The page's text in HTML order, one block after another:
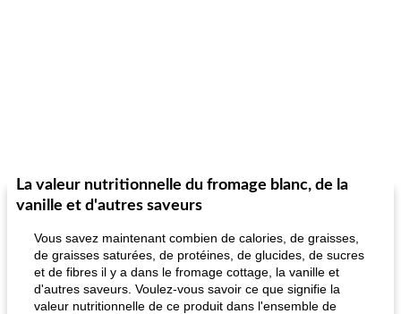
La valeur nutritionnelle du fromage blanc, de la
vanille et d'autres saveurs
Vous savez maintenant combien de calories, de graisses,
de graisses saturées, de protéines, de glucides, de sucres
et de fibres il y a dans le fromage cottage, la vanille et
d'autres saveurs. Voulez-vous savoir ce que signifie la
valeur nutritionnelle de ce produit dans l'ensemble de